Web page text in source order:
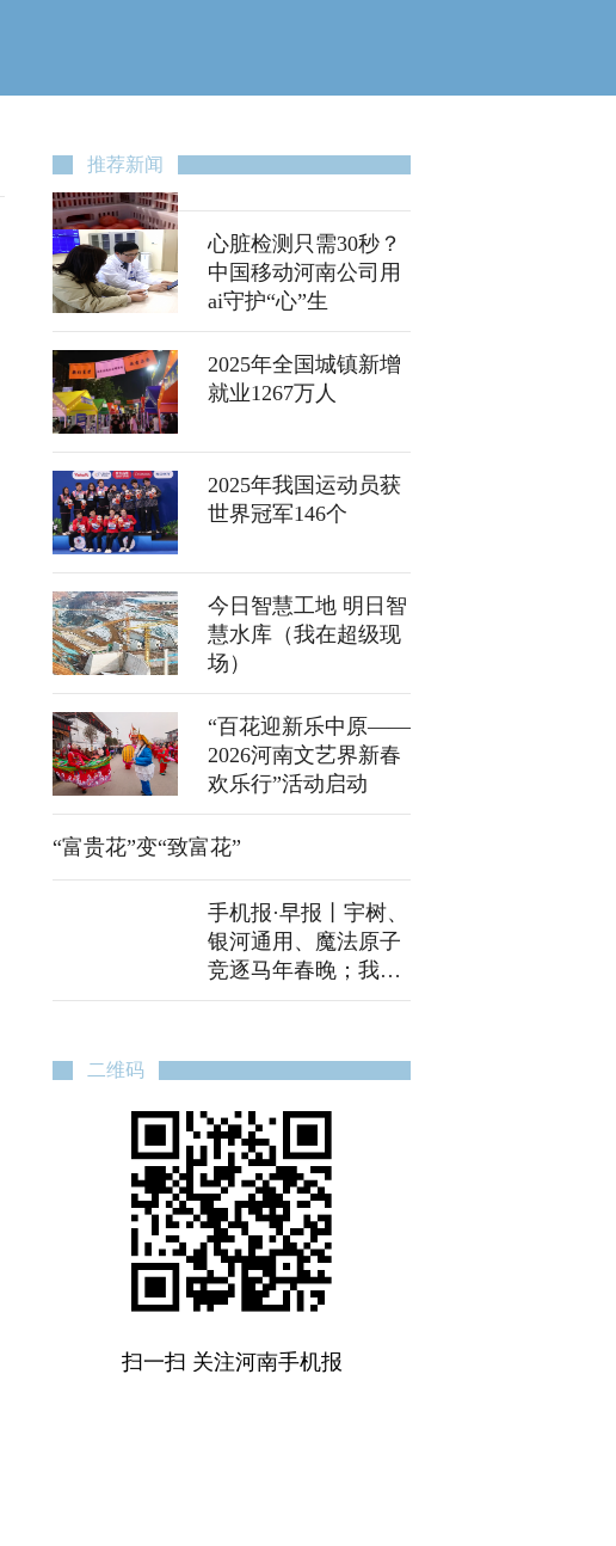
推荐新闻
心脏检测只需30秒？
中国移动河南公司用
ai守护“心”生
2025年全国城镇新增
就业1267万人
2025年我国运动员获
世界冠军146个
今日智慧工地 明日智
慧水库（我在超级现
场）
“百花迎新乐中原——
2026河南文艺界新春
欢乐行”活动启动
“富贵花”变“致富花”
手机报·早报丨宇树、
银河通用、魔法原子
竞逐马年春晚；我国
尚未发现尼帕病毒病
二维码
扫一扫 关注河南手机报